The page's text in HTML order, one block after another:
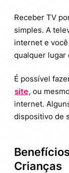
Receber TV
simples. A
internet e
qualquer lugar
É possível
site, ou
internet.
dispositivo de
Crianças